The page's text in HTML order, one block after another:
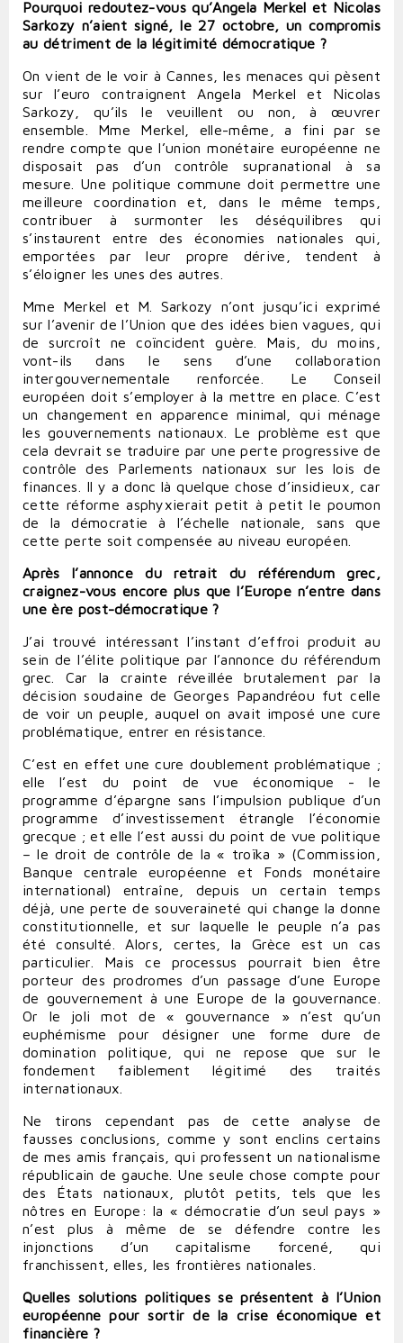
Pourquoi redoutez-vous qu’Angela Merkel et Nicolas
Sarkozy n’aient signé, le 27 octobre, un compromis
au détriment de la légitimité démocratique ?
On vient de le voir à Cannes, les menaces qui pèsent
sur l’euro contraignent Angela Merkel et Nicolas
Sarkozy, qu’ils le veuillent ou non, à œuvrer
ensemble. Mme Merkel, elle-même, a fini par se
rendre compte que l’union monétaire européenne ne
disposait pas d’un contrôle supranational à sa
mesure. Une politique commune doit permettre une
meilleure coordination et, dans le même temps,
contribuer à surmonter les déséquilibres qui
s’instaurent entre des économies nationales qui,
emportées par leur propre dérive, tendent à
s’éloigner les unes des autres.
Mme Merkel et M. Sarkozy n’ont jusqu’ici exprimé
sur l’avenir de l’Union que des idées bien vagues, qui
de surcroît ne coïncident guère. Mais, du moins,
vont-ils dans le sens d’une collaboration
intergouvernementale renforcée. Le Conseil
européen doit s’employer à la mettre en place. C’est
un changement en apparence minimal, qui ménage
les gouvernements nationaux. Le problème est que
cela devrait se traduire par une perte progressive de
contrôle des Parlements nationaux sur les lois de
finances. Il y a donc là quelque chose d’insidieux, car
cette réforme asphyxierait petit à petit le poumon
de la démocratie à l’échelle nationale, sans que
cette perte soit compensée au niveau européen.
Après l’annonce du retrait du référendum grec,
craignez-vous encore plus que l’Europe n’entre dans
une ère post-démocratique ?
J’ai trouvé intéressant l’instant d’effroi produit au
sein de l’élite politique par l’annonce du référendum
grec. Car la crainte réveillée brutalement par la
décision soudaine de Georges Papandréou fut celle
de voir un peuple, auquel on avait imposé une cure
problématique, entrer en résistance.
C’est en effet une cure doublement problématique ;
elle l’est du point de vue économique - le
programme d’épargne sans l’impulsion publique d’un
programme d’investissement étrangle l’économie
grecque ; et elle l’est aussi du point de vue politique
– le droit de contrôle de la « troïka » (Commission,
Banque centrale européenne et Fonds monétaire
international) entraîne, depuis un certain temps
déjà, une perte de souveraineté qui change la donne
constitutionnelle, et sur laquelle le peuple n’a pas
été consulté. Alors, certes, la Grèce est un cas
particulier. Mais ce processus pourrait bien être
porteur des prodromes d’un passage d’une Europe
de gouvernement à une Europe de la gouvernance.
Or le joli mot de « gouvernance » n’est qu’un
euphémisme pour désigner une forme dure de
domination politique, qui ne repose que sur le
fondement faiblement légitimé des traités
internationaux.
Ne tirons cependant pas de cette analyse de
fausses conclusions, comme y sont enclins certains
de mes amis français, qui professent un nationalisme
républicain de gauche. Une seule chose compte pour
des États nationaux, plutôt petits, tels que les
nôtres en Europe: la « démocratie d’un seul pays »
n’est plus à même de se défendre contre les
injonctions d’un capitalisme forcené, qui
franchissent, elles, les frontières nationales.
Quelles solutions politiques se présentent à l’Union
européenne pour sortir de la crise économique et
financière ?